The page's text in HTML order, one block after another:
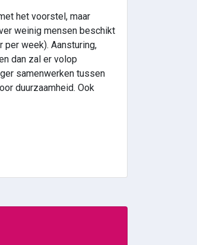
het voorstel, maar
weinig mensen beschikt
per week). Aansturing,
dan zal er volop
samenwerken tussen
duurzaamheid. Ook